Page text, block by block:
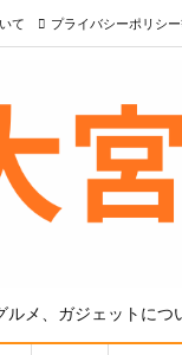
ルメ、ガジェットにつ
て プライバシーポリシ